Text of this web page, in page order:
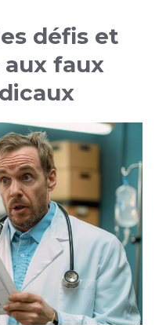
défis et
faux